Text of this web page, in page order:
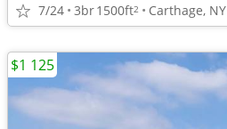
7/24 3br1500ft2 Carthage, NY
$1 125